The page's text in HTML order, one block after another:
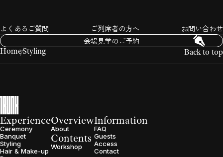
よくあるご質問 ご列席者の方へ
お問い合わせ
会場見学のご予約
HomeStyling Back to top
Experience
Ceremony
Banquet
Styling
Hair & Make-up
Overview
About
Contents
Workshop
Information
FAQ
Guests
Access
Contact